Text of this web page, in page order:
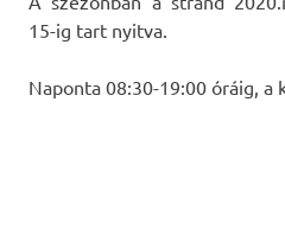
15-ig tart nyitva.
Naponta 08:30-19:00 óráig, a